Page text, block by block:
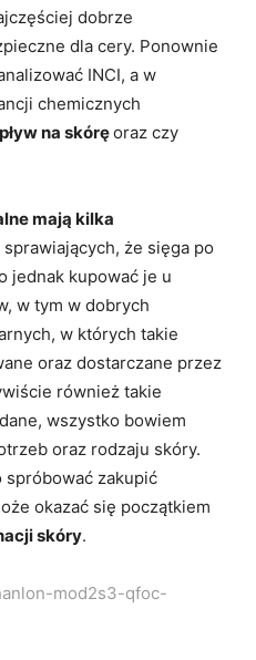
dobrze
dla cery. Ponownie
INCI, a w
chemicznych
na skóręoraz czy
mają kilka
sprawiających, że sięga po
jednak kupować je u
w tym w dobrych
w których takie
oraz dostarczane przez
również takie
wszystko bowiem
oraz rodzaju skóry.
spróbować zakupić
okazać się początkiem
skóry.
mod2s3-qfoc-